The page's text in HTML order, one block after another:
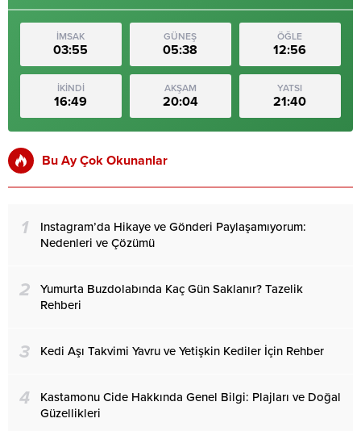
İMSAK
03:55
GÜNEŞ
05:38
ÖĞLE
12:56
İKİNDİ
16:49
AKŞAM
20:04
YATSI
21:40
Bu Ay Çok Okunanlar
1
Instagram’da Hikaye ve Gönderi Paylaşamıyorum:
Nedenleri ve Çözümü
2
Yumurta Buzdolabında Kaç Gün Saklanır? Tazelik
Rehberi
3 Kedi Aşı Takvimi Yavru ve Yetişkin Kediler İçin Rehber
4
Kastamonu Cide Hakkında Genel Bilgi: Plajları ve Doğal
Güzellikleri